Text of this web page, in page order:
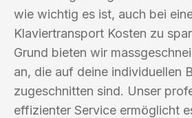
wie wichtig es ist, auch bei
Klaviertransport Kosten zu
Grund bieten wir
an, die auf deine individuellen
zugeschnitten sind. Unser
effizienter Service ermöglicht